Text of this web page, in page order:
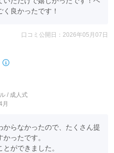
良かったです！
口コミ公開日：2026年05月07日
/ 成人式
月
らなかったので、たくさん提
ったです。
ができました。